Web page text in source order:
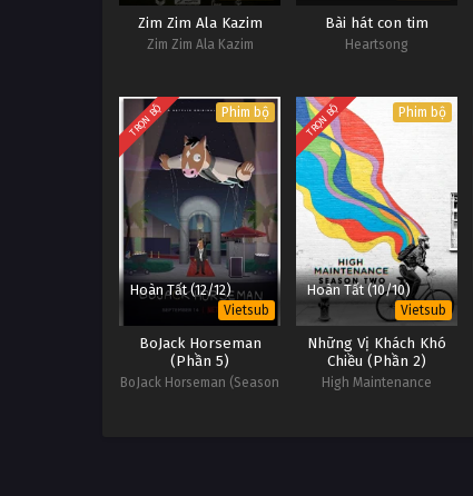
Zim Zim Ala Kazim
Zim Zim Ala Kazim
Bài hát con tim
Heartsong
TRỌN BỘ Phim bộ
Hoàn Tất (12/12)
Vietsub
BoJack Horseman
(Phần 5)
BoJack Horseman (Season
TRỌN BỘ Phim bộ
Hoàn Tất (10/10)
Vietsub
Những Vị Khách Khó
Chiều (Phần 2)
High Maintenance